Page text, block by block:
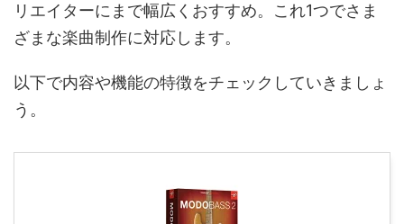
リエイターにまで幅広くおすすめ。これ1つでさま
ざまな楽曲制作に対応します。
以下で内容や機能の特徴をチェックしていきましょ
う。